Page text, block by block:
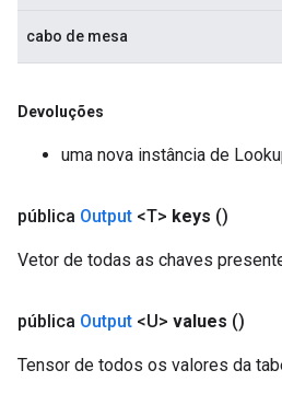
cabo de mesa
Devoluções
uma nova instância de
pública Output <T> keys ()
Vetor de todas as chaves
pública Output <U> values ()
Tensor de todos os valores da